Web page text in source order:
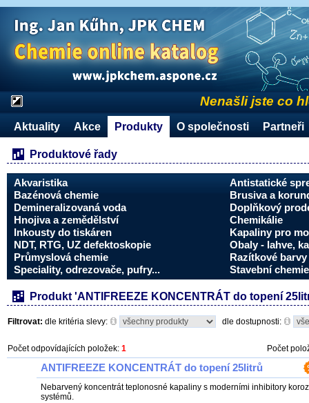
Nenašli jste co
Aktuality Akce Produkty O společnosti Partneři
Produktové řady
Akvaristika
Antistatické
Bazénová chemie
Brusiva a
Demineralizovaná voda
Doplňkový
Hnojiva a zemědělství
Chemikálie
Inkousty do tiskáren
Kapaliny pro
NDT, RTG, UZ defektoskopie
Obaly - lahve,
Průmyslová chemie
Razítkové barvy
Speciality, odrezovače, pufry...
Stavební chemie
Produkt 'ANTIFREEZE KONCENTRÁT do topení
Filtrovat: dle kritéria slevy: dle dostupnosti:
Počet odpovídajících položek: 1 Počet
ANTIFREEZE KONCENTRÁT do topení 25litrů
Nebarvený koncentrát teplonosné kapaliny s moderními inhibitory
systémů.